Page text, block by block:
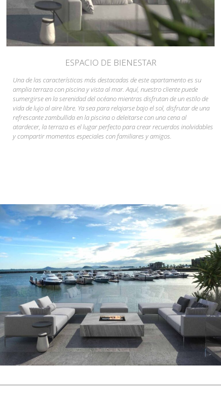
ESPACIO DE BIENESTAR
Una de las características más destacadas de este apartamento es su
amplia terraza con piscina y vista al mar. Aquí, nuestro cliente puede
sumergirse en la serenidad del océano mientras disfrutan de un estilo de
vida de lujo al aire libre. Ya sea para relajarse bajo el sol, disfrutar de una
refrescante zambullida en la piscina o deleitarse con una cena al
atardecer, la terraza es el lugar perfecto para crear recuerdos inolvidables
y compartir momentos especiales con familiares y amigos.